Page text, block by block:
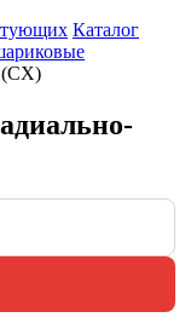
Каталог